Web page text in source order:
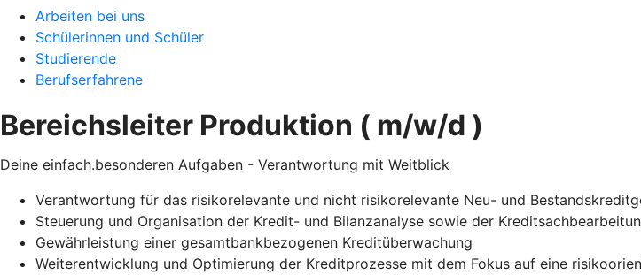
Arbeiten bei uns
Schülerinnen und Schüler
Studierende
Berufserfahrene
Bereichsleiter Produktion ( m/w/d )
Deine einfach.besonderen Aufgaben - Verantwortung mit Weitblick
Verantwortung für das risikorelevante und nicht risikorelevante Neu- und
Steuerung und Organisation der Kredit- und Bilanzanalyse sowie der
Gewährleistung einer gesamtbankbezogenen Kreditüberwachung
Weiterentwicklung und Optimierung der Kreditprozesse mit dem Fokus auf eine